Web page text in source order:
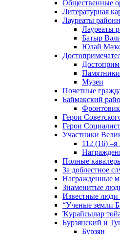
Общественные
Литературная
Лауреаты
Лауреаты
Батыр
Юлай
Музеи
Почетные
Баймакский
Герои
Герои
Участники
112 (16) –я
Полные
За доблестное
Награжденные
Знаменитые
Известные люди
“Ученые земли
Ҡурайсылар
Бурзянский и
Бурзян